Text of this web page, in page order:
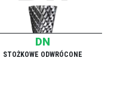
DN
STOŻKOWE ODWRÓCONE